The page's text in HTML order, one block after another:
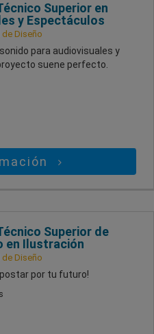
Superior en
y Espectáculos
de Diseño
para audiovisuales y
suene perfecto.
Superior de
en Ilustración
de Diseño
por tu futuro!